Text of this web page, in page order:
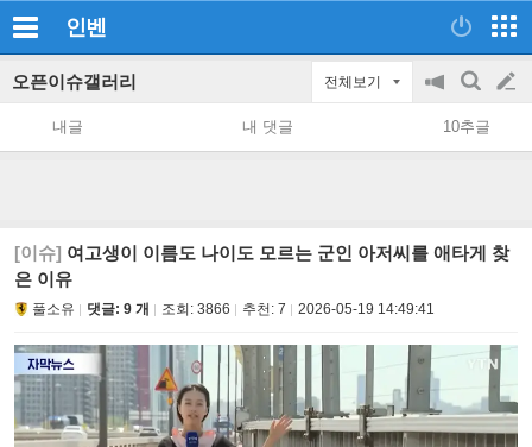
인벤
오픈이슈갤러리 전체보기
공
지
on/off
검
색
글
쓰
내글 내 댓글 10추글
[이슈] 여고생이 이름도 나이도 모르는 군인 아저씨를 애타게 찾
은 이유
풀소유 댓글: 9 개 조회: 3866 추천: 7 2026-05-19 14:49:41